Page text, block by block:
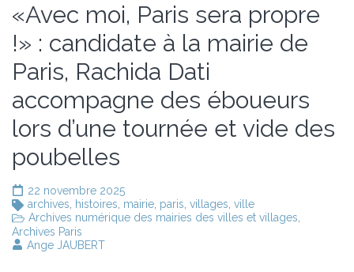
«Avec moi, Paris sera propre
!» : candidate à la mairie de
Paris, Rachida Dati
accompagne des éboueurs
lors d’une tournée et vide des
poubelles
22 novembre 2025
archives
histoires mairie paris villages ville
Archives numérique des mairies des villes et villages
Archives Paris
Ange JAUBERT